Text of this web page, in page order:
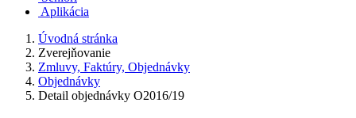
Aplikácia
Úvodná stránka
Zverejňovanie
Zmluvy, Faktúry, Objednávky
Objednávky
Detail objednávky O2016/19